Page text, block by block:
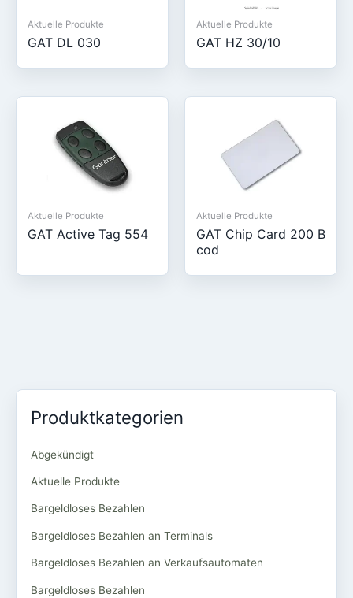
Aktuelle Produkte
GAT DL 030
Aktuelle Produkte
GAT HZ 30/10
Aktuelle Produkte
GAT Active Tag 554
Aktuelle Produkte
GAT Chip Card 200 B
cod
Produktkategorien
Abgekündigt
Aktuelle Produkte
Bargeldloses Bezahlen
Bargeldloses Bezahlen an Terminals
Bargeldloses Bezahlen an Verkaufsautomaten
Bargeldloses Bezahlen